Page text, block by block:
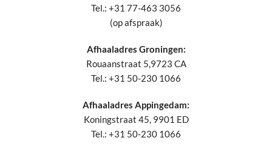
Tel.: +31 77-463 3056
(op afspraak)
Afhaaladres Groningen:
Rouaanstraat 5,9723 CA
Tel.: +31 50-230 1066
Afhaaladres Appingedam:
Koningstraat 45, 9901 ED
Tel.: +31 50-230 1066